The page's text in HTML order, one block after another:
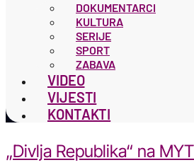
DOKUMENTARCI
KULTURA
SERIJE
SPORT
ZABAVA
VIDEO
VIJESTI
KONTAKTI
„Divlja Republika“ na